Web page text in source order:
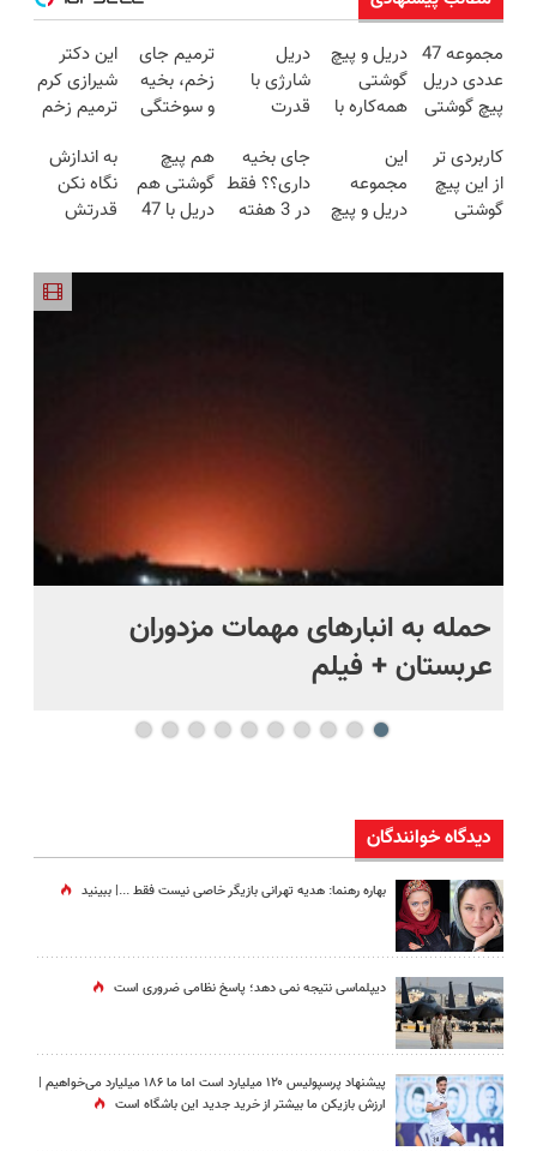
مجموعه 47
عددی دریل
پیچ گوشتی
(تخفیف به
مدت
محدود)
دریل و پیچ
گوشتی
همه‌کاره با
هوشمند ⚙️
(نصف
قیمت بازار
دریل
شارژی با
قدرت
(مجموعه47عددی
با گارانتی
تعویض)
ترمیم جای
زخم، بخیه
و سوختگی
هفته!!😍
این دکتر
شیرازی کرم
ترمیم زخم
ساخت!!!
کاربردی تر
از این پیچ
گوشتی
این
مجموعه
دریل و پیچ
جای بخیه
داری؟؟ فقط
در 3 هفته
هم پیچ
گوشتی هم
دریل با 47
به اندازش
نگاه نکن
قدرتش
منزل+گارانتی
حمله به انبارهای مهمات مزدوران
عربستان + فیلم
دیدگاه خوانندگان
بهاره رهنما: هدیه تهرانی بازیگر خاصی نیست فقط ...|‌ ببینید
دیپلماسی نتیجه‌ نمی دهد؛ پاسخ نظامی ضروری است
پیشنهاد پرسپولیس ۱۲۰ میلیارد است اما ما ۱۸۶ میلیارد می‌خواهیم |
ارزش بازیکن ما بیشتر از خرید جدید این باشگاه است